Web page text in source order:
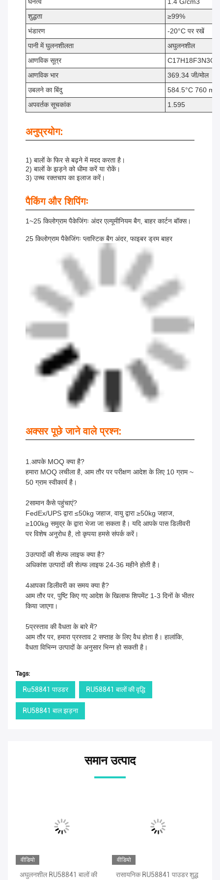
घनत्व
1.4 G/cm3
शुद्धता
≥99%
भंडारण
-20°C पर रखें
पानी में घुलनशीलता
अघुलनशील
आणविक सूत्र
C17H18F3N3O3
आणविक भार
369.34 जी/मोल
उबलने का बिंदु
584.5°C 760
अपवर्तक सूचकांक
1.595
अनुप्रयोग:
1) बालों के फिर से बढ़ने में मदद करता है।
2) बालों के झड़ने को धीमा करें या रोकें।
3) उच्च रक्तचाप का इलाज करें।
पैकिंग और शिपिंगः
1~25 किलोग्राम पैकेजिंगः अंदर एल्यूमीनियम बैग, बाहर कार्टन बॉक्स।
25 किलोग्राम पैकेजिंगः प्लास्टिक बैग अंदर, फाइबर ड्रम बाहर
अक्सर पूछे जाने वाले प्रश्न:
1.आपके MOQ क्या है?
हमारा MOQ लचीला है, आम तौर पर परीक्षण आदेश के लिए 10 ग्राम ~
50 ग्राम स्वीकार्य है।
2सामान कैसे पहुंचाएं?
FedEx/UPS द्वारा ≤50kg जहाज, वायु द्वारा ≥50kg जहाज,
≥100kg समुद्र के द्वारा भेजा जा सकता है। यदि आपके पास डिलीवरी
पर विशेष अनुरोध है, तो कृपया हमसे संपर्क करें।
3उत्पादों की शेल्फ लाइफ क्या है?
अधिकांश उत्पादों की शेल्फ लाइफ 24-36 महीने होती है।
4आपका डिलीवरी का समय क्या है?
आम तौर पर, पुष्टि किए गए आदेश के खिलाफ शिपमेंट 1-3 दिनों के भीतर
किया जाएगा।
5प्रस्ताव की वैधता के बारे में?
आम तौर पर, हमारा प्रस्ताव 2 सप्ताह के लिए वैध होता है। हालांकि,
वैधता विभिन्न उत्पादों के अनुसार भिन्न हो सकती है।
Tags:
Ru58841 पाउडर RU58841 बालों की वृद्धि
RU58841 बाल झड़ना
समान उत्पाद
वीडियो
अघुलनशील RU58841 बालों की
वीडियो
रासायनिक RU58841 पाउडर शुद्ध